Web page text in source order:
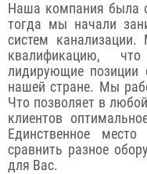
Наша компания была
тогда мы начали
систем
квалификацию,
лидирующие позиции
нашей стране. Мы
Что позволяет в
клиентов
Единственное
сравнить разное
для Вас.